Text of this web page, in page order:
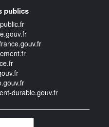
publics
durable.gouv.fr